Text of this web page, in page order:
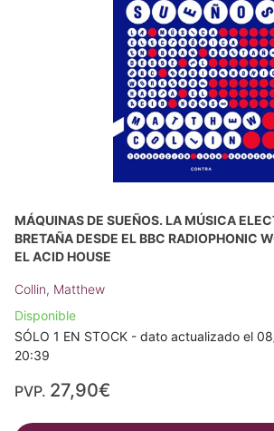
MÁQUINAS DE SUEÑOS. LA MÚSICA
BRETAÑA DESDE EL BBC RADIOPHONIC
EL ACID HOUSE
Collin, Matthew
Disponible
SÓLO 1 EN STOCK - dato actualizado el
20:39
PVP. 27,90€